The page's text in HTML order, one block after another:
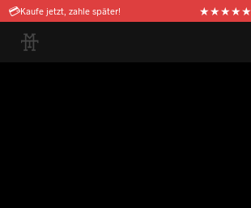
🚚Kostenloser Versand ab 50€ ★★★★★